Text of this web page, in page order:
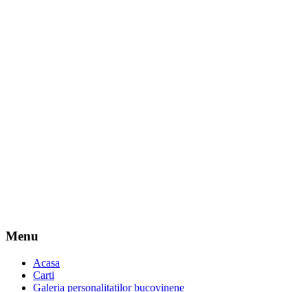
Menu
Acasa
Carti
Galeria personalitatilor bucovinene